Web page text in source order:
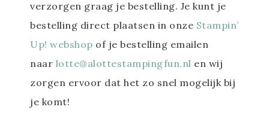
verzorgen graag je bestelling. Je kunt je
bestelling direct plaatsen in onze Stampin’
Up! webshop of je bestelling emailen
naar lotte@alottestampingfun.nl en wij
zorgen ervoor dat het zo snel mogelijk bij
je komt!